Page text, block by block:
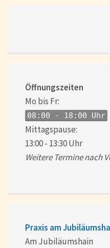
Öffnungszeiten
Mo bis Fr:
08:00 - 18:00 Uhr
Mittagspause:
13:00 - 13:30 Uhr
Weitere Termine nach
Praxis am
Am Jubiläumshain